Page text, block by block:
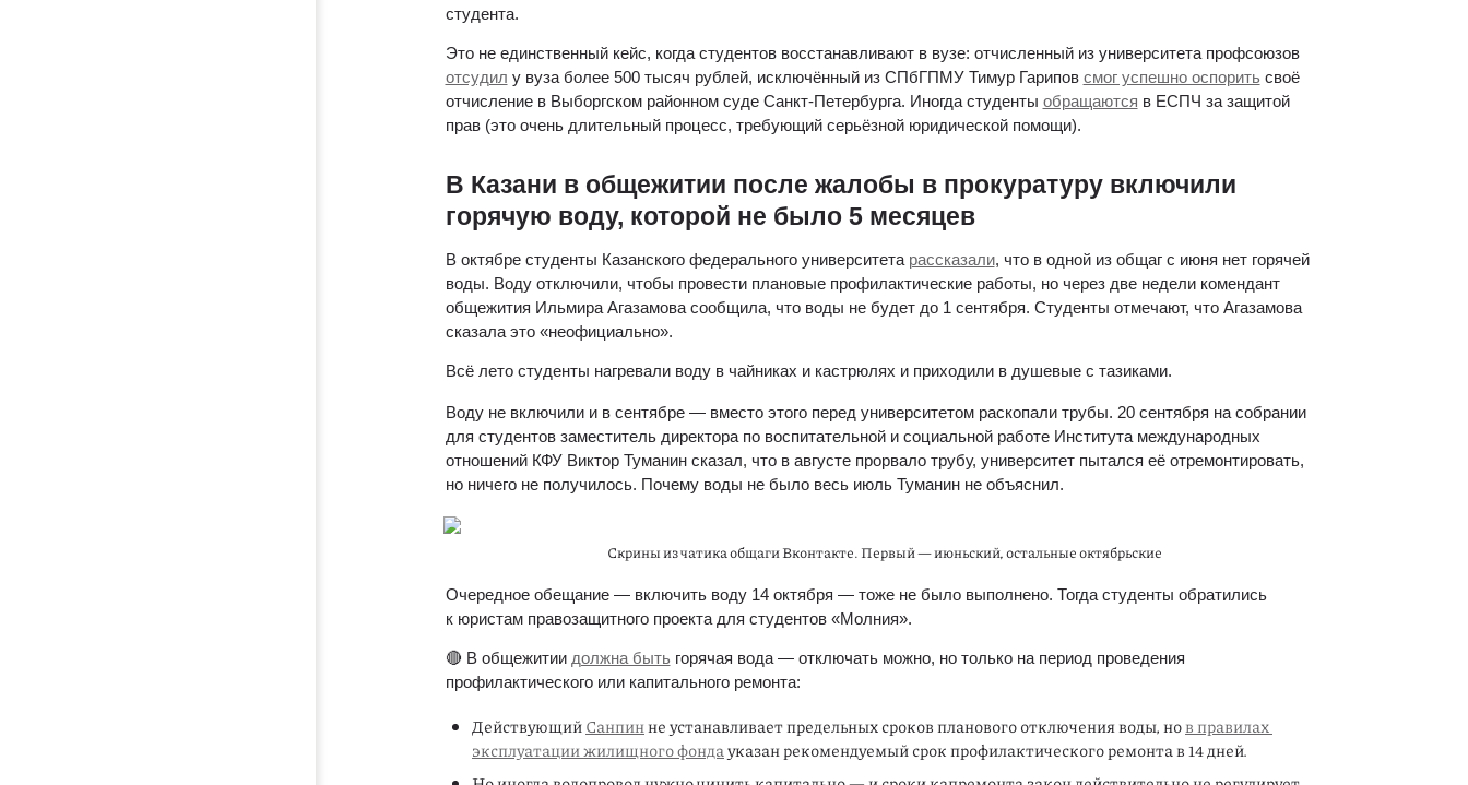
студента.
Это не единственный кейс, когда студентов восстанавливают в вузе: отчисленный из университета профсоюзов
отсудил у вуза более 500 тысяч рублей, исключённый из СПбГПМУ Тимур Гарипов смог успешно оспорить своё
отчисление в Выборгском районном суде Санкт-Петербурга. Иногда студенты обращаются в ЕСПЧ за защитой
прав (это очень длительный процесс, требующий серьёзной юридической помощи).
В Казани в общежитии после жалобы в прокуратуру включили
горячую воду, которой не было 5 месяцев
В октябре студенты Казанского федерального университета рассказали, что в одной из общаг с июня нет горячей
воды. Воду отключили, чтобы провести плановые профилактические работы, но через две недели комендант
общежития Ильмира Агазамова сообщила, что воды не будет до 1 сентября. Студенты отмечают, что Агазамова
сказала это «неофициально».
Всё лето студенты нагревали воду в чайниках и кастрюлях и приходили в душевые с тазиками.
Воду не включили и в сентябре — вместо этого перед университетом раскопали трубы. 20 сентября на собрании
для студентов заместитель директора по воспитательной и социальной работе Института международных
отношений КФУ Виктор Туманин сказал, что в августе прорвало трубу, университет пытался её отремонтировать,
но ничего не получилось. Почему воды не было весь июль Туманин не объяснил.
Скрины из чатика общаги Вконтакте. Первый — июньский, остальные октябрьские
Очередное обещание — включить воду 14 октября — тоже не было выполнено. Тогда студенты обратились
к юристам правозащитного проекта для студентов «Молния».
🔴 В общежитии должна быть горячая вода — отключать можно, но только на период проведения
профилактического или капитального ремонта:
Действующий Санпин не устанавливает предельных сроков планового отключения воды, но в правилах
эксплуатации жилищного фонда указан рекомендуемый срок профилактического ремонта в 14 дней.